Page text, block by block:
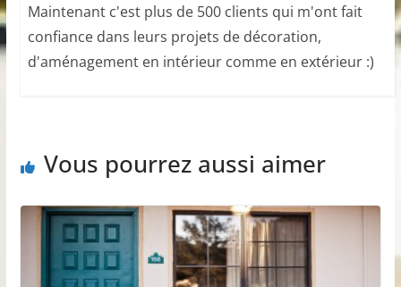
Maintenant c'est plus de 500 clients qui m'ont fait
confiance dans leurs projets de décoration,
d'aménagement en intérieur comme en extérieur :)
Vous pourrez aussi aimer